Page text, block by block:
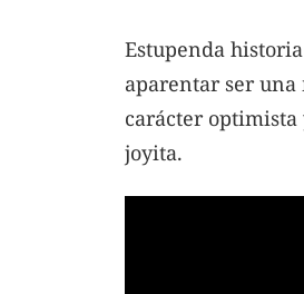
Estupenda
aparentar ser
carácter optimista
joyita.